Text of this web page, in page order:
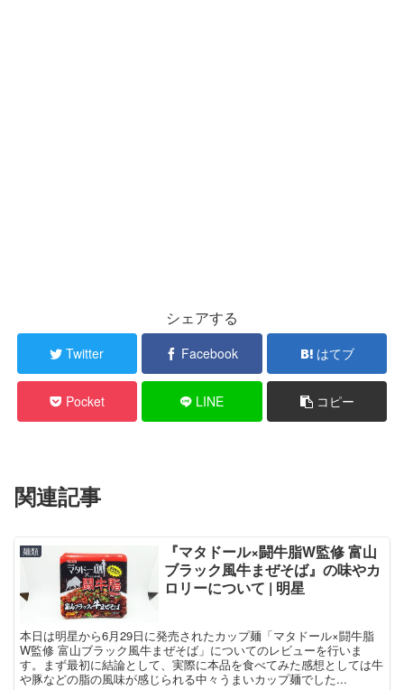
シェアする
Twitter Facebook はてブ
Pocket LINE コピー
関連記事
麺類
『マタドール×闘牛脂W監修 富山
ブラック風牛まぜそば』の味やカ
ロリーについて | 明星
本日は明星から6月29日に発売されたカップ麺「マタドール×闘牛脂
W監修 富山ブラック風牛まぜそば」についてのレビューを行いま
す。まず最初に結論として、実際に本品を食べてみた感想としては牛
や豚などの脂の風味が感じられる中々うまいカップ麺でした...